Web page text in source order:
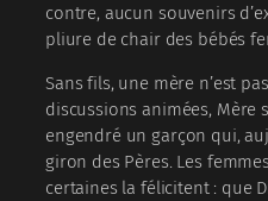
contre, aucun souvenirs
pliure de chair des bébés
Sans fils, une mère n’est
discussions animées, Mère
engendré un garçon qui,
giron des Pères. Les
certaines la félicitent : que